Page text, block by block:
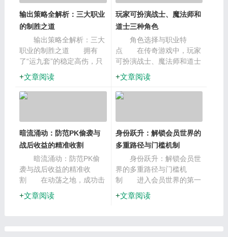
输出策略全解析：三大职业
的制胜之道
输出策略全解析：三大
职业的制胜之道 拥有
了“运九套”的稳定高伤，只
是完成了输出策略的一半。
如何将这份伤害最大化地倾
泻到敌人身上，则需要根据
文章阅读
玩家可扮演战士、魔法师和
道士三种角色
角色选择与职业特
点 在传奇游戏中，玩家
可扮演战士、魔法师和道士
三种角色，它们各具特色，
在40级前刷级时有着不同的
优劣势。 战士是近战物
文章阅读
暗流涌动：防范PK偷袭与
战后收益的精准收割
暗流涌动：防范PK偷
袭与战后收益的精准收
割 在动荡之地，成功击
杀BOSS只是完成了一半的
任务，另一半则是如何在混
文章阅读
身份跃升：解锁会员世界的
多重路径与门槛机制
身份跃升：解锁会员世
界的多重路径与门槛机
制 进入会员世界的第一
步，是完成身份的跃升。在
传奇的生态中，会员身份的
文章阅读